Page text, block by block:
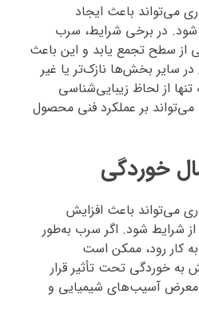
می‌تواند باعث ایجاد
در برخی شرایط، سرب
سطح تجمع یابد و این باعث
سایر بخش‌ها نازک‌تر یا غیر
از لحاظ زیبایی‌شناسی
بر عملکرد فنی محصول
خوردگی
می‌تواند باعث افزایش
شرایط شود. اگر سرب به‌طور
کار رود، ممکن است
خوردگی تحت تأثیر قرار
معرض آسیب‌های شیمیایی و